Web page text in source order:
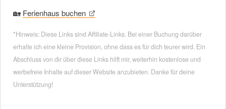
🏡 Ferienhaus buchen
*Hinweis: Diese Links sind Affiliate-Links. Bei einer Buchung darüber
erhalte ich eine kleine Provision, ohne dass es für dich teurer wird. Ein
Abschluss von dir über diese Links hilft mir, weiterhin kostenlose und
werbefreie Inhalte auf dieser Website anzubieten. Danke für deine
Unterstützung!